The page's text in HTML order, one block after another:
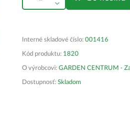
Interné skladové číslo: 001416
Kód produktu: 1820
O výrobcovi: GARDEN CENTRUM -
Dostupnosť: Skladom